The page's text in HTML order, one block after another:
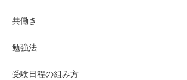
共働き
勉強法
受験日程の組み方